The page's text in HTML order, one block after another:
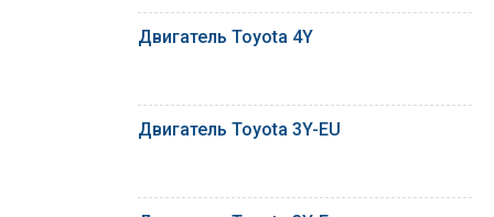
Двигатель Toyota 4Y
Двигатель Toyota 3Y-EU